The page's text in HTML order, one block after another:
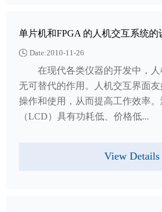
单片机和FPGA 的人机交互系统的
Date:2010-11-26
在现代各类仪器的开发中，人
无可替代的作用。人机交互界面
操作和使用，从而提高工作效率
（LCD）具有功耗低、价格低...
View Details